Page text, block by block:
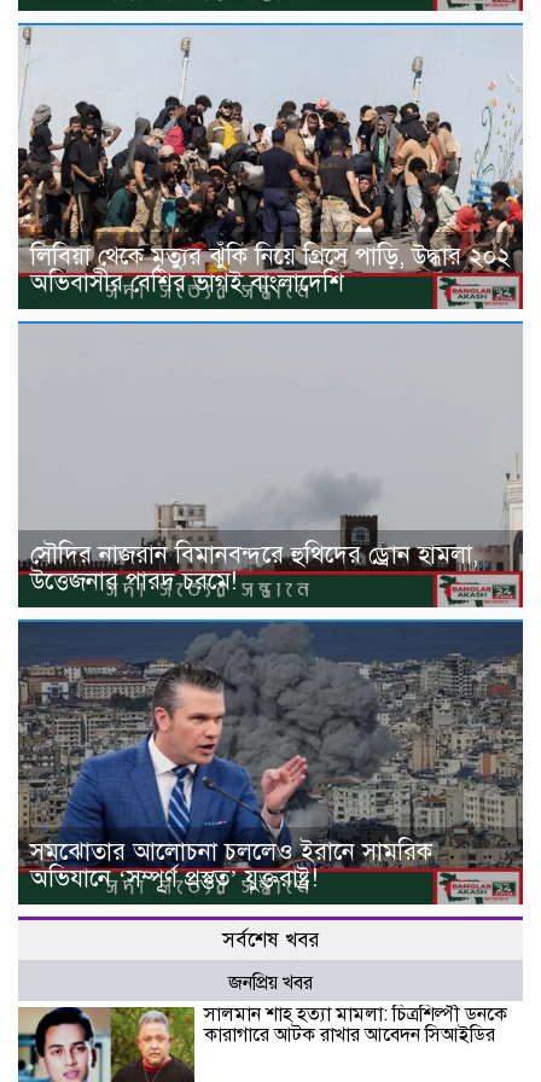
লিবিয়া থেকে মৃত্যুর ঝুঁকি নিয়ে গ্রিসে পাড়ি, উদ্ধার ২০২
অভিবাসীর বেশির ভাগই বাংলাদেশি
সৌদির নাজরান বিমানবন্দরে হুথিদের ড্রোন হামলা,
উত্তেজনার পারদ চরমে!
সমঝোতার আলোচনা চললেও ইরানে সামরিক
অভিযানে ‘সম্পূর্ণ প্রস্তুত’ যুক্তরাষ্ট্র!
সর্বশেষ খবর
জনপ্রিয় খবর
সালমান শাহ হত্যা মামলা: চিত্রশিল্পী ডনকে
কারাগারে আটক রাখার আবেদন সিআইডির